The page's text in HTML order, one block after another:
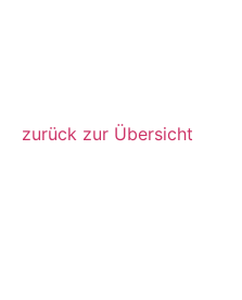
zurück zur Übersicht